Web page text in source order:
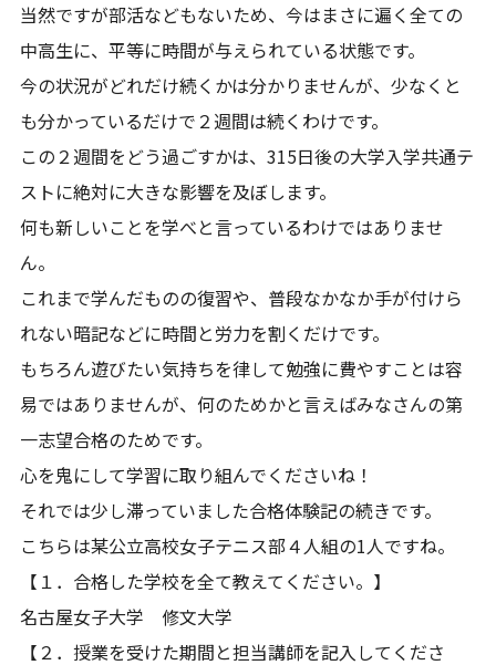
当然ですが部活などもないため、今はまさに遍く全ての
中高生に、平等に時間が与えられている状態です。
今の状況がどれだけ続くかは分かりませんが、少なくと
も分かっているだけで２週間は続くわけです。
この２週間をどう過ごすかは、315日後の大学入学共通テ
ストに絶対に大きな影響を及ぼします。
何も新しいことを学べと言っているわけではありませ
ん。
これまで学んだものの復習や、普段なかなか手が付けら
れない暗記などに時間と労力を割くだけです。
もちろん遊びたい気持ちを律して勉強に費やすことは容
易ではありませんが、何のためかと言えばみなさんの第
一志望合格のためです。
心を鬼にして学習に取り組んでくださいね！
それでは少し滞っていました合格体験記の続きです。
こちらは某公立高校女子テニス部４人組の1人ですね。
【１．合格した学校を全て教えてください。】
名古屋女子大学 修文大学
【２．授業を受けた期間と担当講師を記入してくださ